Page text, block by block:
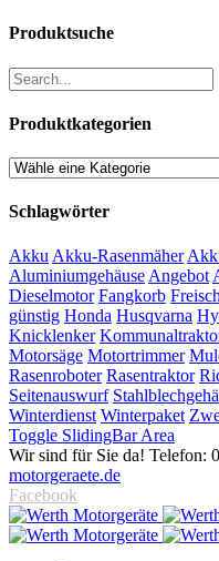
Produktsuche
Produktkategorien
Schlagwörter
Akku Akku-Rasenmäher
Aluminiumgehäuse Angebot
Dieselmotor Fangkorb
günstig Honda Husqvarna
Knicklenker
Motorsäge Motortrimmer
Rasenroboter Rasentraktor
Seitenauswurf
Winterdienst Winterpaket
Toggle SlidingBar Area
Wir sind für Sie da! Telefon:
motorgeraete.de
Facebook